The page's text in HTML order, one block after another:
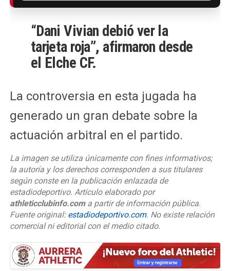
“Dani Vivian debió ver la
tarjeta roja”, afirmaron desde
el Elche CF.
La controversia en esta jugada ha
generado un gran debate sobre la
actuación arbitral en el partido.
La imagen se utiliza únicamente con fines informativos;
la autoría y los derechos corresponden a sus titulares
según conste en la publicación enlazada de
estadiodeportivo. Artículo elaborado por
athleticclubinfo.coma partir de información pública.
Fuente original: estadiodeportivo.com. No existe relación
comercial ni editorial con el medio citado.